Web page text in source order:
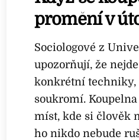
promění v
Sociologové z
upozorňují, že
konkrétní techniky,
soukromí.
míst, kde si člověk
ho nikdo nebude